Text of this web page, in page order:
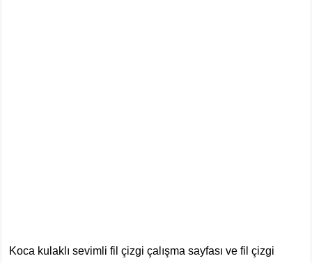
Koca kulaklı sevimli fil çizgi çalışma sayfası ve fil çizgi